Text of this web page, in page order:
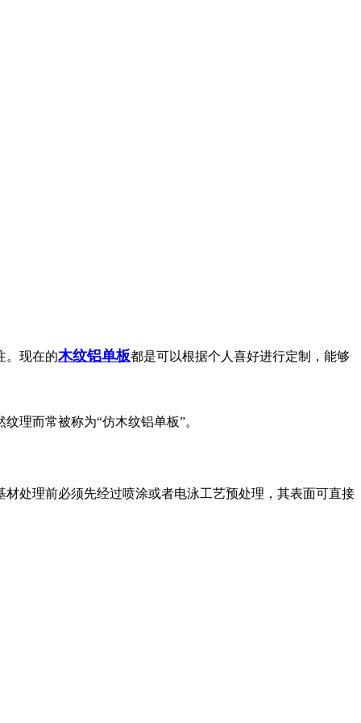
。现在的木纹铝单板都是可以根据个人喜好进行定制，能够
理而常被称为“仿木纹铝单板”。
处理前必须先经过喷涂或者电泳工艺预处理，其表面可直接